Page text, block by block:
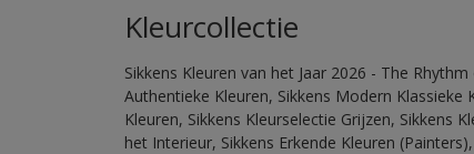
Kleurcollectie
Sikkens Kleuren van het Jaar 2026 - The
Authentieke Kleuren, Sikkens Modern Klassieke
Kleuren, Sikkens Kleurselectie Grijzen, Sikkens
het Interieur, Sikkens Erkende Kleuren